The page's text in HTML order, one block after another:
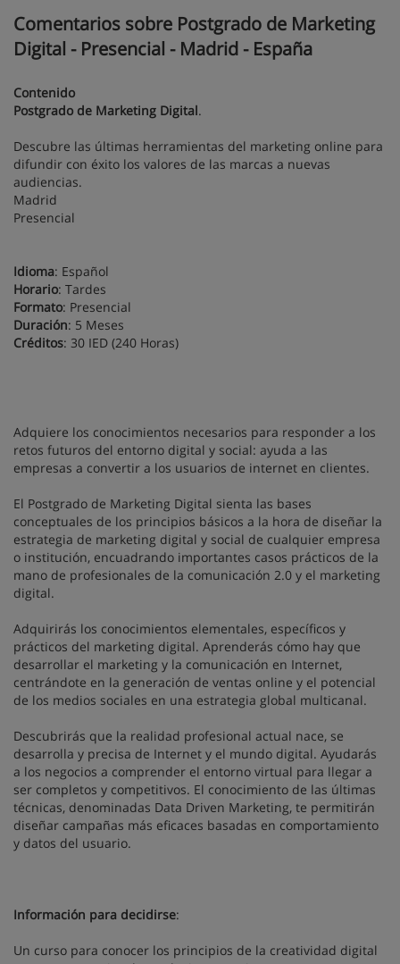
Comentarios sobre Postgrado de Marketing
Digital - Presencial - Madrid - España
Contenido
Postgrado de Marketing Digital.
Descubre las últimas herramientas del marketing online para
difundir con éxito los valores de las marcas a nuevas
audiencias.
Madrid
Presencial
Idioma: Español
Horario: Tardes
Formato: Presencial
Duración: 5 Meses
Créditos: 30 IED (240 Horas)
Adquiere los conocimientos necesarios para responder a los
retos futuros del entorno digital y social: ayuda a las
empresas a convertir a los usuarios de internet en clientes.
El Postgrado de Marketing Digital sienta las bases
conceptuales de los principios básicos a la hora de diseñar la
estrategia de marketing digital y social de cualquier empresa
o institución, encuadrando importantes casos prácticos de la
mano de profesionales de la comunicación 2.0 y el marketing
digital.
Adquirirás los conocimientos elementales, específicos y
prácticos del marketing digital. Aprenderás cómo hay que
desarrollar el marketing y la comunicación en Internet,
centrándote en la generación de ventas online y el potencial
de los medios sociales en una estrategia global multicanal.
Descubrirás que la realidad profesional actual nace, se
desarrolla y precisa de Internet y el mundo digital. Ayudarás
a los negocios a comprender el entorno virtual para llegar a
ser completos y competitivos. El conocimiento de las últimas
técnicas, denominadas Data Driven Marketing, te permitirán
diseñar campañas más eficaces basadas en comportamiento
y datos del usuario.
Información para decidirse:
Un curso para conocer los principios de la creatividad digital